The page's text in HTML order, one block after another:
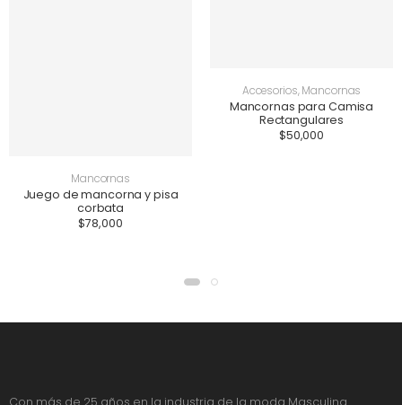
Mancornas
Juego de mancorna y pisa
corbata
$78,000
Accesorios,Mancornas
Mancornas para Camisa
Rectangulares
$50,000